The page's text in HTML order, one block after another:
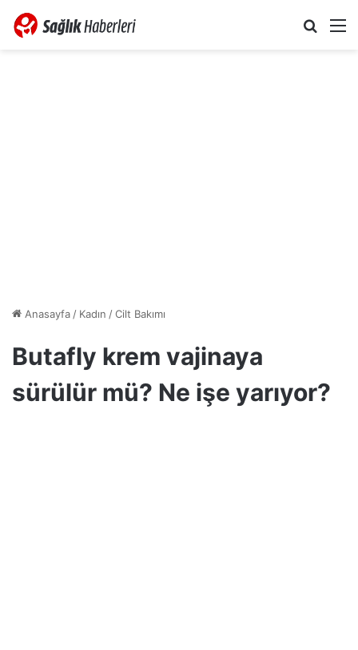
Anasayfa/ Kadın /Cilt Bakımı
Butafly krem vajinaya
sürülür mü? Ne işe yarıyor?